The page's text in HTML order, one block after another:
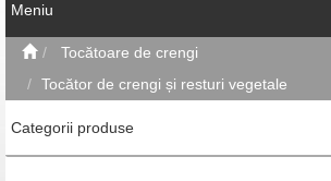
Meniu
Tocătoare de crengi
Tocător de crengi și resturi vegetale
Categorii produse